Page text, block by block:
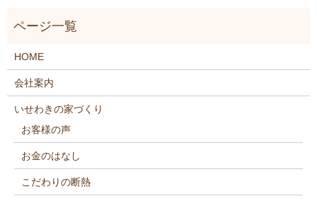
HOME
会社案内
いせわきの家づくり
お客様の声
お金のはなし
こだわりの断熱